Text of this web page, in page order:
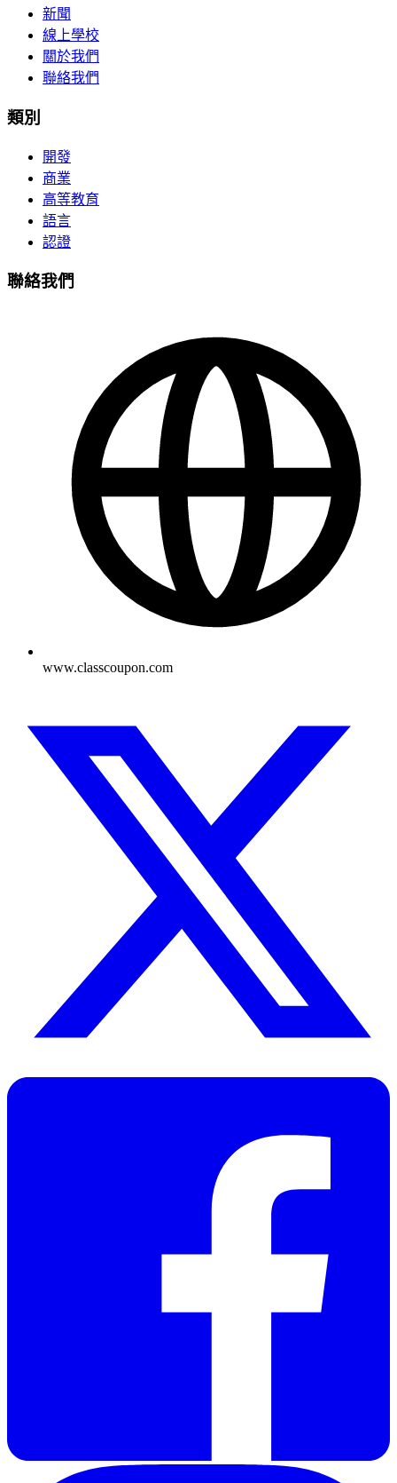
新聞
線上學校
關於我們
聯絡我們
類別
開發
商業
高等教育
語言
認證
聯絡我們
www.classcoupon.com